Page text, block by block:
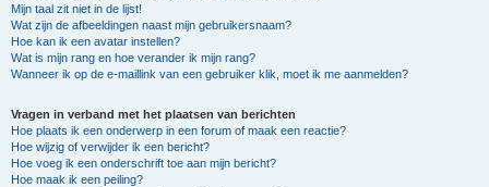
Mijn taal zit niet in de lijst!
Wat zijn de afbeeldingen naast mijn gebruikersnaam?
Hoe kan ik een avatar instellen?
Wat is mijn rang en hoe verander ik mijn rang?
Wanneer ik op de e-maillink van een gebruiker klik, moet ik me aanmelden?
Vragen in verband met het plaatsen van berichten
Hoe plaats ik een onderwerp in een forum of maak een reactie?
Hoe wijzig of verwijder ik een bericht?
Hoe voeg ik een onderschrift toe aan mijn bericht?
Hoe maak ik een peiling?